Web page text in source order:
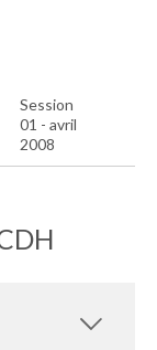
Session
01 - avril
2008